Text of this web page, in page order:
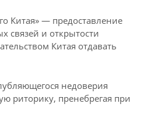
Китая» — предоставление
связей и открытости
Китая отдавать
недоверия
риторику, пренебрегая при